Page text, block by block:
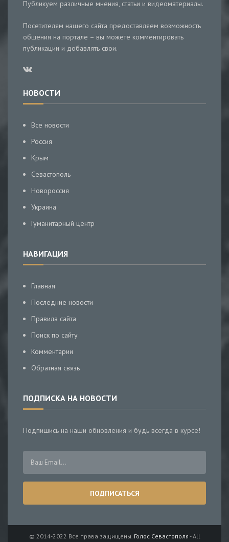
Публикуем различные мнения, статьи и видеоматериалы.
Посетителям нашего сайта предоставляем возможность
общения на портале – вы можете комментировать
публикации и добавлять свои.
НОВОСТИ
Все новости
Россия
Крым
Севастополь
Новороссия
Украина
Гуманитарный центр
НАВИГАЦИЯ
Главная
Последние новости
Правила сайта
Поиск по сайту
Комментарии
Обратная связь
ПОДПИСКА НА НОВОСТИ
Подпишись на наши обновления и будь всегда в курсе!
© 2014-2022 Все права защищены. Голос Севастополя - All